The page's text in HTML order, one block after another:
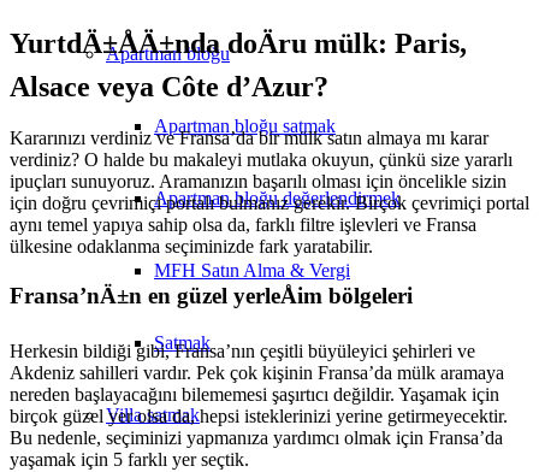
Apartman bloğu
Apartman bloğu satmak
Apartman bloğu değerlendirmek
MFH Satın Alma & Vergi
Satmak
Villasatmak
YurtdÄ±ÅÄ±nda doÄru mülk: Paris,
Alsace veya Côte d’Azur?
Kararınızı verdiniz ve Fransa’da bir mülk satın almaya mı karar
verdiniz? O halde bu makaleyi mutlaka okuyun, çünkü size yararlı
ipuçları sunuyoruz. Aramanızın başarılı olması için öncelikle sizin
için doğru çevrimiçi portalı bulmanız gerekir. Birçok çevrimiçi portal
aynı temel yapıya sahip olsa da, farklı filtre işlevleri ve Fransa
ülkesine odaklanma seçiminizde fark yaratabilir.
Fransa’nÄ±n en güzel yerleÅim bölgeleri
Herkesin bildiği gibi, Fransa’nın çeşitli büyüleyici şehirleri ve
Akdeniz sahilleri vardır. Pek çok kişinin Fransa’da mülk aramaya
nereden başlayacağını bilememesi şaşırtıcı değildir. Yaşamak için
birçok güzel yer olsa da, hepsi isteklerinizi yerine getirmeyecektir.
Bu nedenle, seçiminizi yapmanıza yardımcı olmak için Fransa’da
yaşamak için 5 farklı yer seçtik.